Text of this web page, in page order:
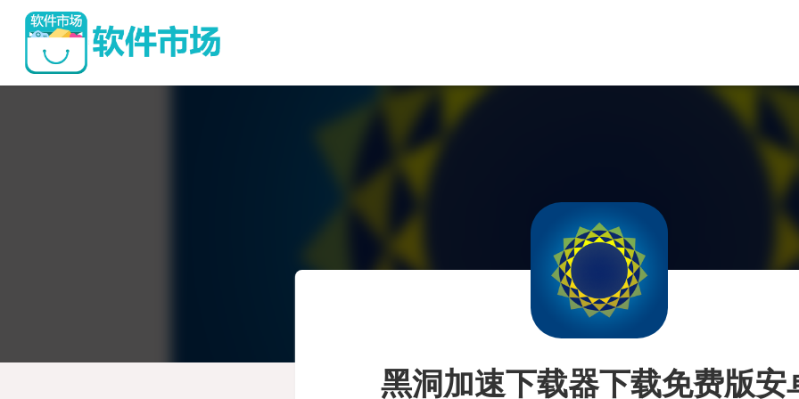
黑洞加速下载器下载免费版安